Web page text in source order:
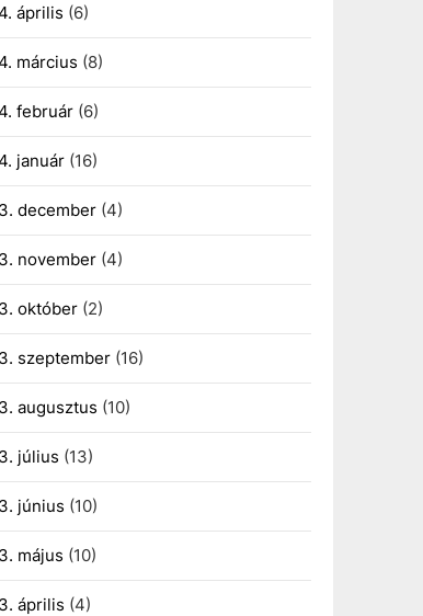
április (6)
március (8)
február(6)
január(16)
december(4)
november(4)
október(2)
szeptember(16)
augusztus (10)
július (13)
június (10)
május (10)
április (4)